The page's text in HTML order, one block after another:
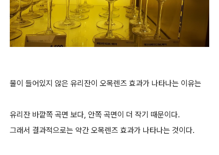
물이 들어있지 않은 유리잔이 오목렌즈 효과가 나타나는 이유는
유리잔 바깥쪽 곡면 보다, 안쪽 곡면이 더 작기 때문이다.
그래서 결과적으로는 약간 오목렌즈 효과가 나타나는 것이다.